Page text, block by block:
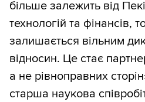
більше залежить від
технологій та фінансів,
залишається вільним
відносин. Це стає
а не рівноправних
старша наукова